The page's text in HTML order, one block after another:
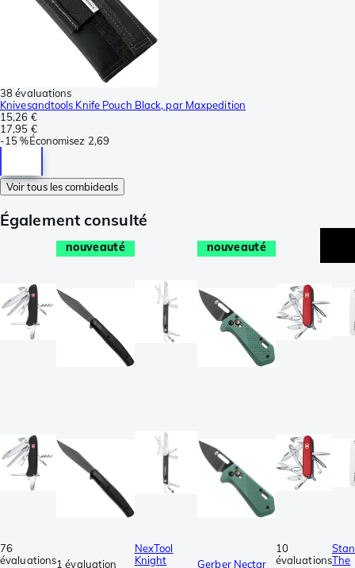
38 évaluations
Knivesandtools Knife Pouch Black, par Maxpedition
15,26 €
17,95 €
-15 %Économisez 2,69
Voir tous les combideals
Également consulté
76
évaluations
nouveauté
1 évaluation
NexTool
Knight
nouveauté
Gerber Nectar
10
évaluationsThe